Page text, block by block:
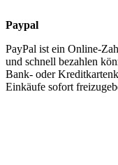
Paypal
PayPal ist ein Online-
und schnell bezahlen
Bank- oder
Einkäufe sofort